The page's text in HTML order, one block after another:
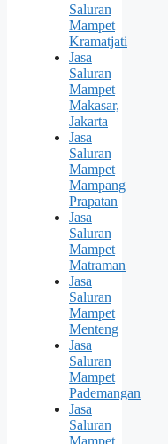
Saluran
Mampet
Kramatjati
Jasa
Saluran
Mampet
Makasar,
Jakarta
Jasa
Saluran
Mampet
Mampang
Prapatan
Jasa
Saluran
Mampet
Matraman
Jasa
Saluran
Mampet
Menteng
Jasa
Saluran
Mampet
Pademangan
Jasa
Saluran
Mampet